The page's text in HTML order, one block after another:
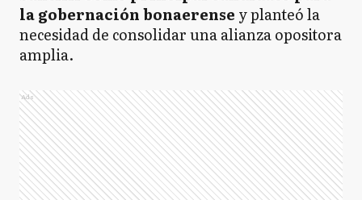
la gobernación bonaerense y planteó la
necesidad de consolidar una alianza opositora
amplia.
Ads